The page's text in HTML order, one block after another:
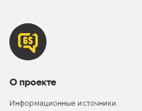
О проекте
Информационные источники